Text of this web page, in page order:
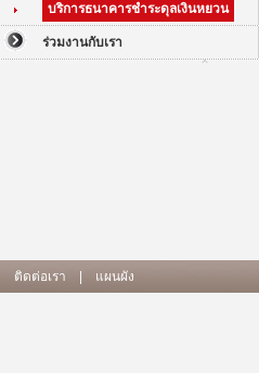
บริการธนาคารชำระดุลเงินหยวน
ร่วมงานกับเรา
ติดต่อเรา แผนผัง